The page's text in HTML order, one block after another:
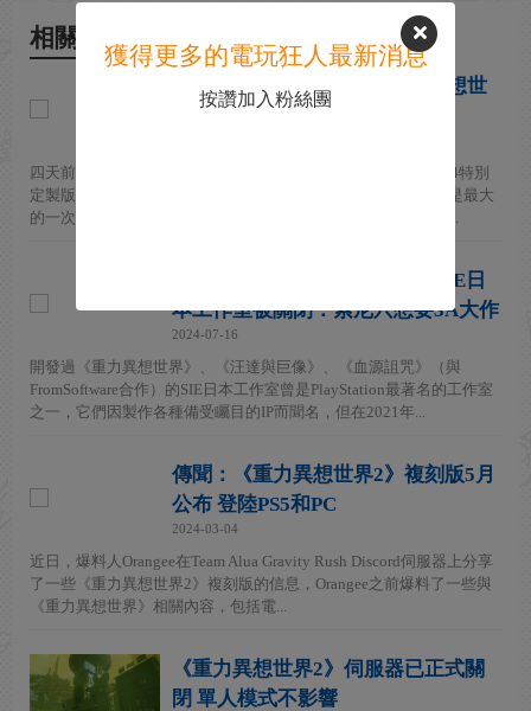
相關新聞
GR2fork 3.0版本上線 《重力異想世
界2》現可在PC上完美暢玩
四天前，一款專為《重力異想世界2》打造的PS4模擬器ShadPS4特別
定製版本GR2fork 3.0版本上線，這是該版本發布以來第三個也是最大
的一次更新。這次更新後，經典PS4遊戲《重力異想世界2》已...
《重力異想世界》製作人解釋SIE日
本工作室被關閉：索尼只想要3A大作
2024-07-16
開發過《重力異想世界》、《汪達與巨像》、《血源詛咒》（與
FromSoftware合作）的SIE日本工作室曾是PlayStation最著名的工作室
之一，它們因製作各種備受矚目的IP而聞名，但在2021年...
傳聞：《重力異想世界2》複刻版5月
公布 登陸PS5和PC
2024-03-04
近日，爆料人Orangee在Team Alua Gravity Rush Discord伺服器上分享
了一些《重力異想世界2》複刻版的信息，Orangee之前爆料了一些與
《重力異想世界》相關內容，包括電...
《重力異想世界2》伺服器已正式關
閉 單人模式不影響
獲得更多的電玩狂人最新消息
按讚加入粉絲團